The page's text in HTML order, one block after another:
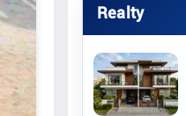
Realty